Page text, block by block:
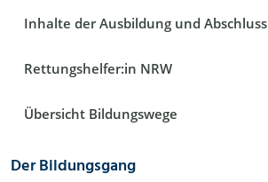
Inhalte der Ausbildung und Abschluss
Rettungshelfer:in NRW
Übersicht Bildungswege
Der Bildungsgang